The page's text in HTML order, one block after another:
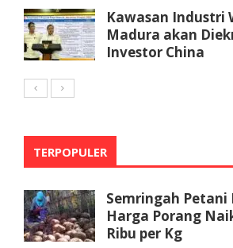
Kawasan Industri
Madura akan
Investor China
TERPOPULER
Semringah Petani
Harga Porang
Ribu per Kg